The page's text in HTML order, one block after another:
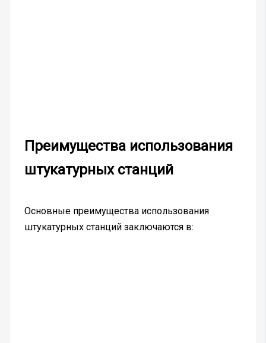
Преимущества использования
штукатурных станций
Основные преимущества использования
штукатурных станций заключаются в: